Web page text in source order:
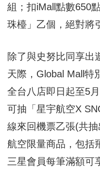
組；扣iMall點數650
珠檯」乙個，絕對將
除了與史努比同享出
天際，Global Mall特
全台八店即日起至5
可抽「星宇航空X
線來回機票乙張(共
航空限量商品，包括
三星會員每筆滿額可